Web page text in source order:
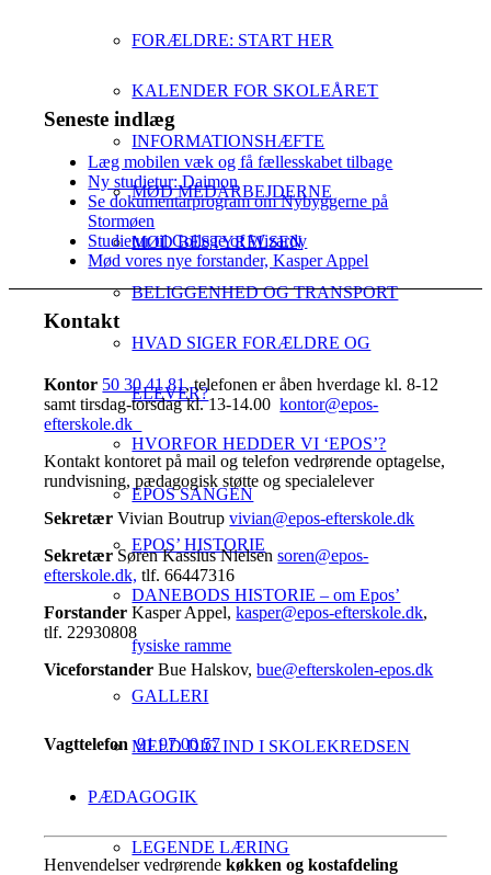
FORÆLDRE: START HER
KALENDER FOR SKOLEÅRET
INFORMATIONSHÆFTE
MØD MEDARBEJDERNE
MØD BESTYRELSEN
BELIGGENHED OG TRANSPORT
HVAD SIGER FORÆLDRE OG
ELEVER?
HVORFOR HEDDER VI ‘EPOS’?
EPOS SANGEN
EPOS’ HISTORIE
DANEBODS HISTORIE – om Epos’
fysiske ramme
GALLERI
MELD DIG IND I SKOLEKREDSEN
PÆDAGOGIK
LEGENDE LÆRING
Seneste indlæg
Læg mobilen væk og få fællesskabet tilbage
Ny studietur: Daimon
Se dokumentarprogram om Nybyggerne på
Stormøen
Studietur til College of Wizardy
Mød vores nye forstander, Kasper Appel
Kontakt
Kontor 50 30 41 81, telefonen er åben hverdage kl. 8-12
samt tirsdag-torsdag kl. 13-14.00kontor@epos-
efterskole.dk
Kontakt kontoret på mail og telefon vedrørende optagelse,
rundvisning, pædagogisk støtte og specialelever
SekretærVivian Boutrupvivian@epos-efterskole.dk
SekretærSøren Kassius Nielsensoren@epos-
efterskole.dk, tlf. 66447316
Forstander Kasper Appel,kasper@epos-efterskole.dk,
tlf. 22930808
Viceforstander Bue Halskov,bue@efterskolen-epos.dk
Vagttelefon 91 97 00 57
Henvendelser vedrørendekøkken og kostafdeling